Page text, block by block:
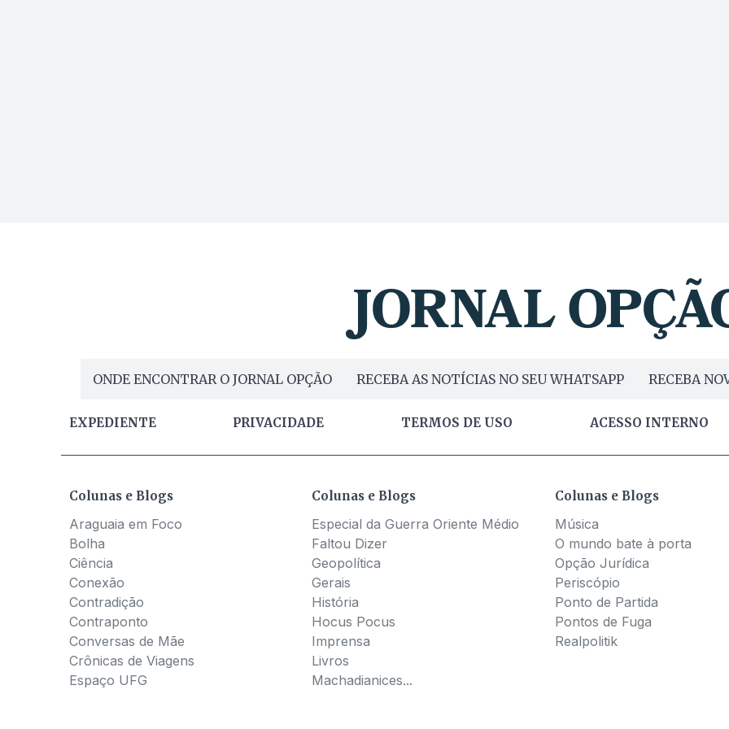
ONDE ENCONTRAR O JORNAL OPÇÃO RECEBA AS NOTÍCIAS NO SEU WHATSAPP RECEBA
EXPEDIENTE PRIVACIDADE TERMOS DE USO ACESSO INTERNO
Colunas e Blogs
Araguaia em Foco
Bolha
Ciência
Conexão
Contradição
Contraponto
Conversas de Mãe
Crônicas de Viagens
Espaço UFG
Colunas e Blogs
Especial da Guerra Oriente Médio
Faltou Dizer
Geopolítica
Gerais
História
Hocus Pocus
Imprensa
Livros
Machadianices...
Colunas e Blogs
Música
O mundo bate à porta
Opção Jurídica
Periscópio
Ponto de Partida
Pontos de Fuga
Realpolitik